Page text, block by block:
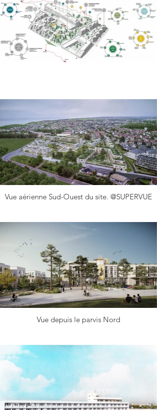
de villas et de logements collectifs neufs.
Le site se trouve à la croisée d’une rue bordée
d’équipements au nord et à l’ouest — le collège de la Hève,
la salle omnisports Eric Tabarly, des courts de tennis, un city
stade, un terrain de football et un skate-parc —, d’un quartier
nouveaux usages, tout en ouvrant le site pour le rendre
accessible aux usagers comme aux visiteurs.
Le projet urbain est composé de quatre formes bâties, allant
de la maison individuelle à des logements collectifs ne
dépassant pas trois étages, en passant par des ensembles
semi-collectifs sous forme de petits plots peu denses.
L’ensemble est doté de terrasses et de jardins généreux,
offrant une offre de logements variée et qualitative.
Vue aérienne Sud-Ouest du site. @SUPERVUE
Vue depuis le parvis Nord